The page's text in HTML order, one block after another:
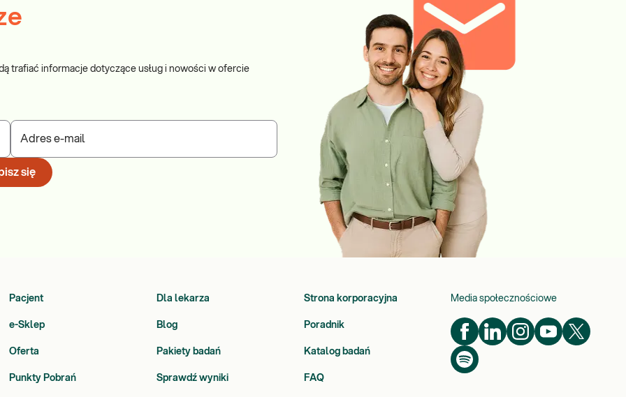
trafiać informacje dotyczące usług i nowości w ofercie
Adres e-mail
się
Pacjent Dla lekarza Strona korporacyjna
e-Sklep Blog Poradnik
Oferta Pakiety badań Katalog badań
Punkty Pobrań Sprawdź wyniki FAQ
Media społecznościowe